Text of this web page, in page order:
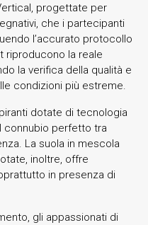
progettate per
che i partecipanti
l’accurato protocollo
riproducono la reale
la verifica della qualità e
condizioni più estreme.
dotate di tecnologia
connubio perfetto tra
La suola in mescola
inoltre, offre
in presenza di
gli appassionati di